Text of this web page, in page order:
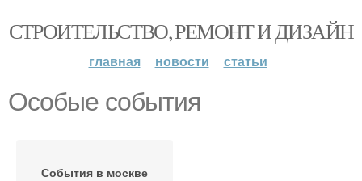
СТРОИТЕЛЬСТВО, РЕМОНТ И ДИЗАЙН
главная новости статьи
Особые события
События в москве